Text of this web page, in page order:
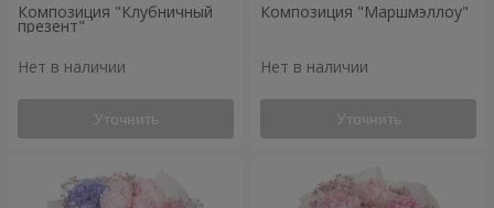
Композиция "Клубничный
презент"
Нет в наличии
Уточнить
Композиция "Маршмэллоу"
Нет в наличии
Уточнить